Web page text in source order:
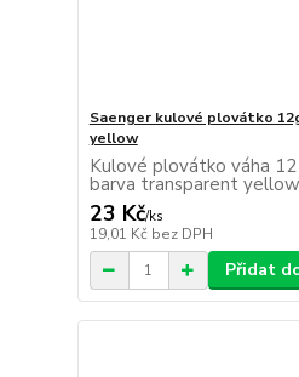
Saenger kulové plovátko
yellow
Kulové plovátko váha
barva transparent yellow
23 Kč/ks
19,01 Kč bez DPH
Přidat